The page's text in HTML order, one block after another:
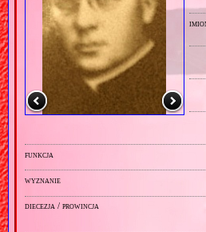
funkcja
wyznanie
diecezja / prowincja